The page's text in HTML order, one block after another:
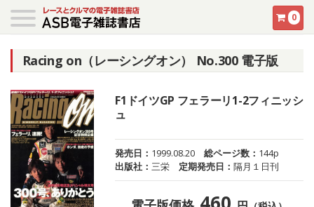
0
Racing on（レーシングオン） No.300 電子版
F1ドイツGP フェラーリ1-2フィニッシ
ュ
発売日： 1999.08.20 総ページ数： 144p
出版社：三栄 定期発売日：隔月１日刊